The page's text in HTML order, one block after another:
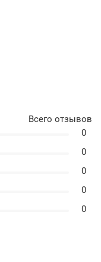
Всего отзывов
0
0
0
0
0